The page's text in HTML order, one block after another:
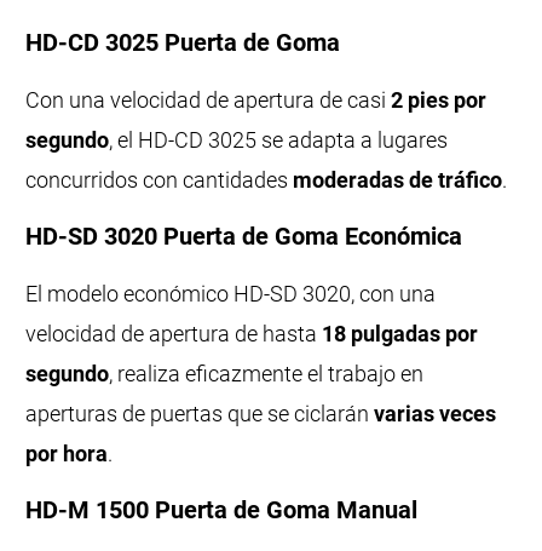
HD-CD 3025 Puerta de Goma
Con una velocidad de apertura de casi2 pies por
segundo, el HD-CD 3025 se adapta a lugares
concurridos con cantidades moderadas de tráfico.
HD-SD 3020 Puerta de Goma Económica
El modelo económico HD-SD 3020, con una
velocidad de apertura de hasta 18 pulgadas por
segundo, realiza eficazmente el trabajo en
aperturas de puertas que se ciclaránvarias veces
por hora.
HD-M 1500 Puerta de Goma Manual